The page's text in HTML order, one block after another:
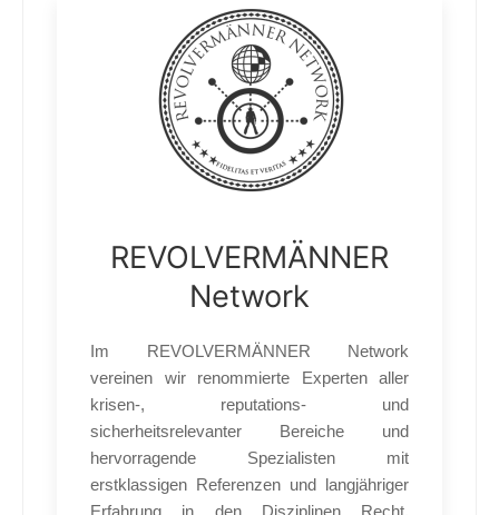
REVOLVERMÄNNER
Network
Im REVOLVERMÄNNER Network
vereinen wir renommierte Experten aller
krisen-, reputations- und
sicherheitsrelevanter Bereiche und
hervorragende Spezialisten mit
erstklassigen Referenzen und langjähriger